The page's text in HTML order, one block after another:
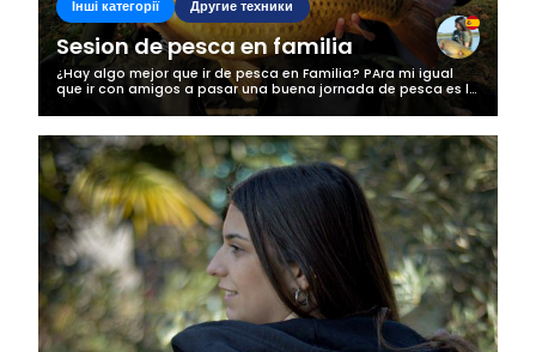
Інші категорії Другие техники
Sesion de pesca en familia
¿Hay algo mejor que ir de pesca en Familia? PAra mi igual
que ir con amigos a pasar una buena jornada de pesca es lo
mejor, esta vez fuimos a navarra llevando a mi tio a que
recordará la pescaa...